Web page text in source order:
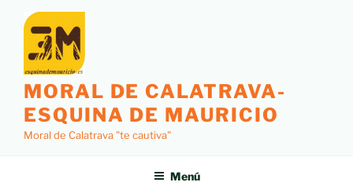
MORAL DE CALATRAVA-
ESQUINA DE MAURICIO
Moral de Calatrava "te cautiva"
Menú